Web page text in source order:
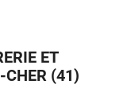
Une
ET
CHER (41)